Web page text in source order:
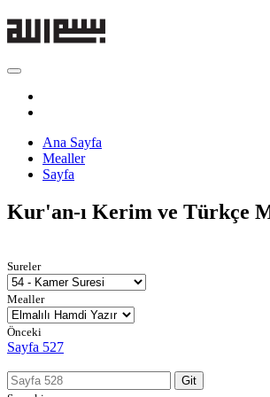
Ana Sayfa
Mealler
Sayfa
Kur'an-ı Kerim ve Türkçe
Sureler
Mealler
Önceki
Sayfa 527
Git